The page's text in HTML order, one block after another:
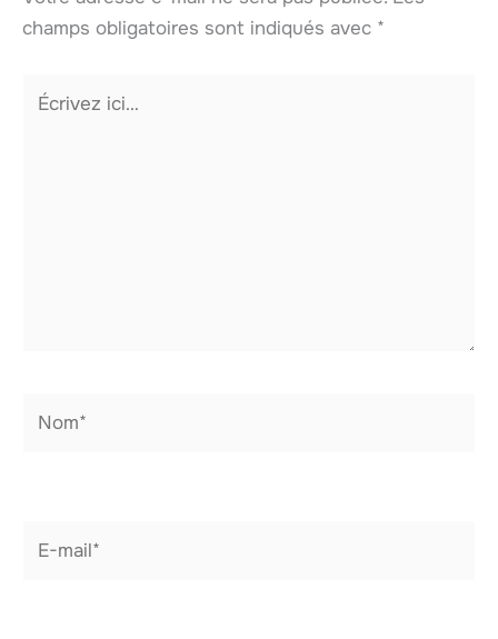
champs obligatoires sont indiqués avec *
Écrivez
mail*